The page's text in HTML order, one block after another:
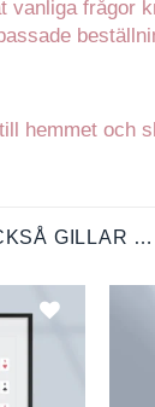
vanliga frågor
hemmet och
GILLAR …